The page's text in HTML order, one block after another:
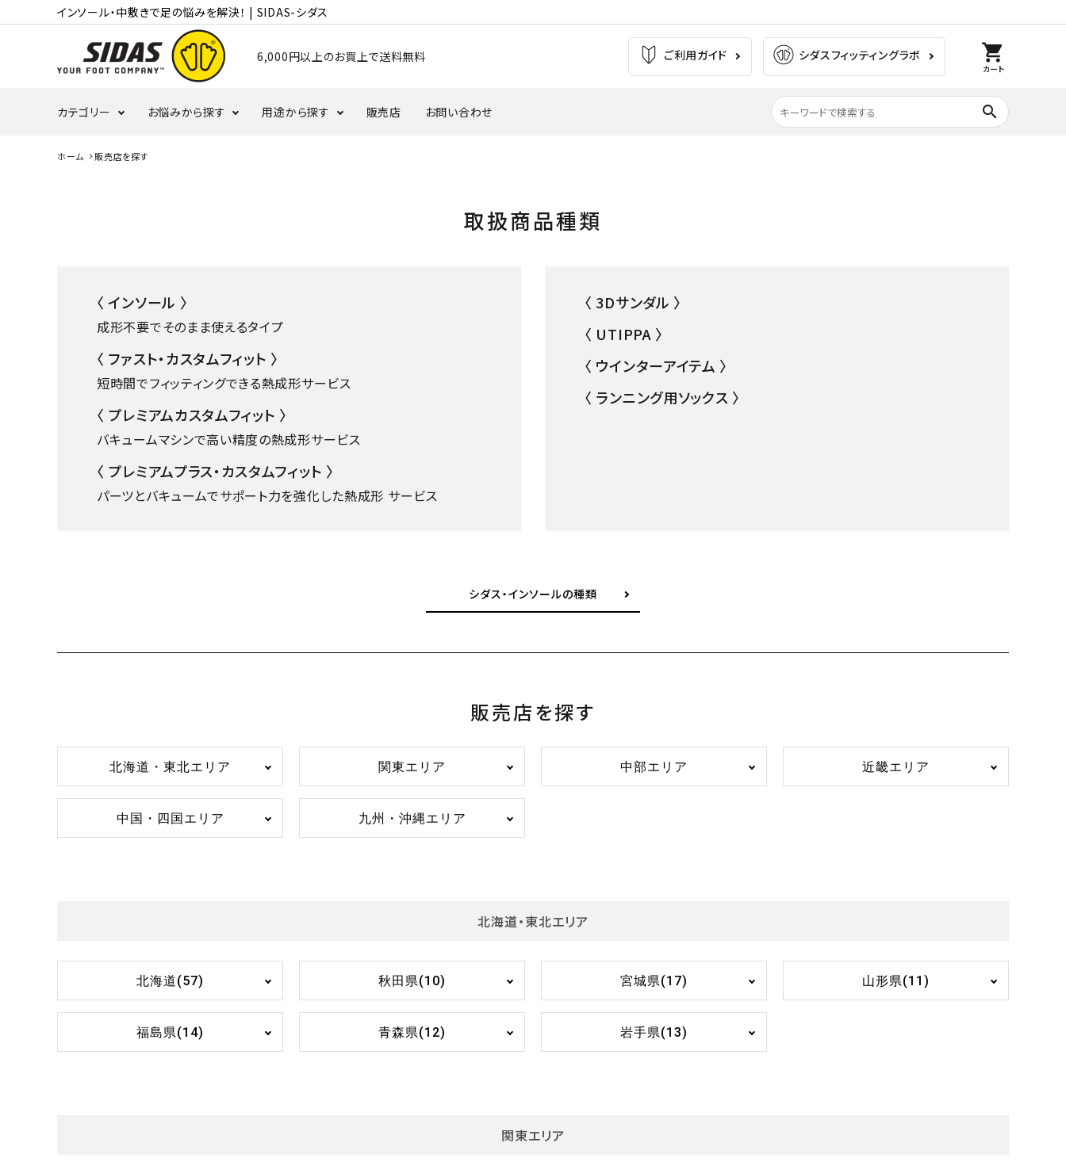
インソール・中敷きで足の悩みを解決！ | SIDAS-シダス
6,000円以上のお買上で送料無料 ご利用ガイド シダスフィッティングラボ shopping_cart
カート
カテゴリー
'
お悩みから探す
腰痛
用途から探す
野球 テニス・バトミントン
販売店 お問い合わせ search
ホーム 販売店を探す
取扱商品種類
〈 インソール 〉
成形不要でそのまま使えるタイプ
〈 ファスト・カスタムフィット 〉
短時間でフィッティングできる熱成形サービス
〈 プレミアムカスタムフィット 〉
バキュームマシンで高い精度の熱成形サービス
〈 プレミアムプラス・カスタムフィット 〉
パーツとバキュームでサポート力を強化した熱成形 サービス
〈 3Dサンダル 〉
〈 UTIPPA 〉
〈 ウインターアイテム 〉
〈 ランニング用ソックス 〉
シダス・インソールの種類
販売店を探す
北海道・東北エリア 関東エリア 中部エリア 近畿エリア
中国・四国エリア 九州・沖縄エリア
北海道・東北エリア
北海道(57) 秋田県(10) 宮城県(17) 山形県(11)
福島県(14) 青森県(12) 岩手県(13)
関東エリア